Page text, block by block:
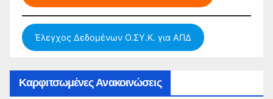
Έλεγχος Δεδομένων Ο.ΣΥ.Κ. για ΑΠΔ
Καρφιτσωμένες Ανακοινώσεις